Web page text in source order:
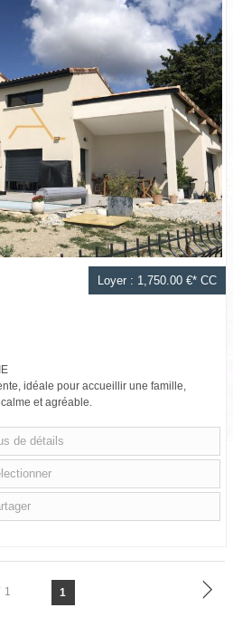
Loyer : 1,750.00 €* CC
idéale pour accueillir une famille,
et agréable.
de détails
1 1